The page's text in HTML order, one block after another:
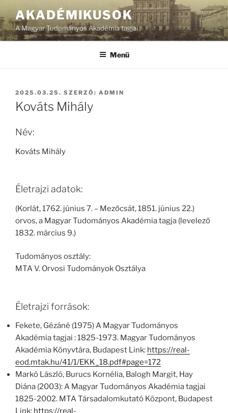
AKADÉMIKUSOK
A Magyar Tudományos Akadémia tagjai
Menü
BEKÜLDVE:
2025.03.25. SZERZŐ: ADMIN
Kováts Mihály
Név:
Kováts Mihály
Életrajzi adatok:
(Korlát, 1762. június 7. – Mezőcsát, 1851. június 22.)
orvos, a Magyar Tudományos Akadémia tagja (levelező
1832. március 9.)
Tudományos osztály:
MTA V. Orvosi Tudományok Osztálya
Életrajzi források:
Fekete, Gézáné (1975) A Magyar Tudományos
Akadémia tagjai : 1825-1973. Magyar Tudományos
Akadémia Könyvtára, Budapest Link: https://real-
eod.mtak.hu/41/1/EKK_18.pdf#page=172
Markó László, Burucs Kornélia, Balogh Margit, Hay
Diána (2003): A Magyar Tudományos Akadémia tagjai
1825-2002. MTA Társadalomkutató Központ, Budapest
Link: https://real-